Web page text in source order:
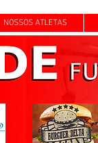
NOSSOS ATLETAS